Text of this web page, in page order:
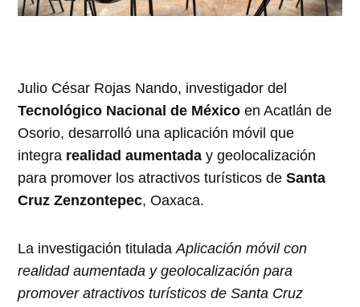
Julio César Rojas Nando, investigador del
Tecnológico Nacional de México en Acatlán de
Osorio, desarrolló una aplicación móvil que
integra realidad aumentada y geolocalización
para promover los atractivos turísticos deSanta
Cruz Zenzontepec, Oaxaca.
La investigación tituladaAplicación móvil con
realidad aumentada y geolocalización para
promover atractivos turísticos de Santa Cruz